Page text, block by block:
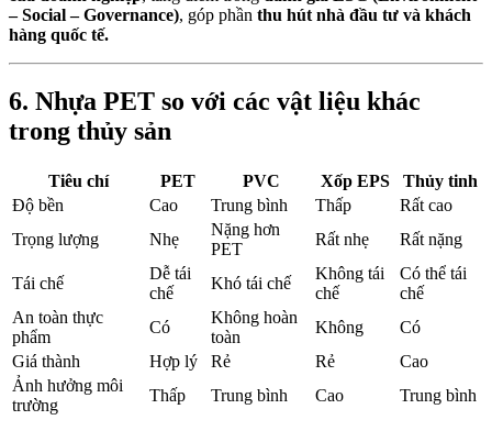
– Social – Governance), góp phần thu hút nhà đầu tư và khách
hàng quốc tế.
6. Nhựa PET so với các vật liệu khác
trong thủy sản
Tiêu chí PET PVC Xốp EPS
Thủy tinh
Độ bền
Cao Trung bình Thấp
Rất cao
Trọng lượng
Nhẹ
Nặng hơn
PET
Rất nhẹ Rất nặng
Tái chế
Dễ tái
chế
Khó tái chế
Không tái
chế
Có thể tái
chế
An toàn thực
phẩm
Có
Không hoàn
toàn
Không
Có
Giá thành
Hợp lý Rẻ Rẻ
Cao
Ảnh hưởng môi
trường
Thấp Trung bình Cao Trung bình